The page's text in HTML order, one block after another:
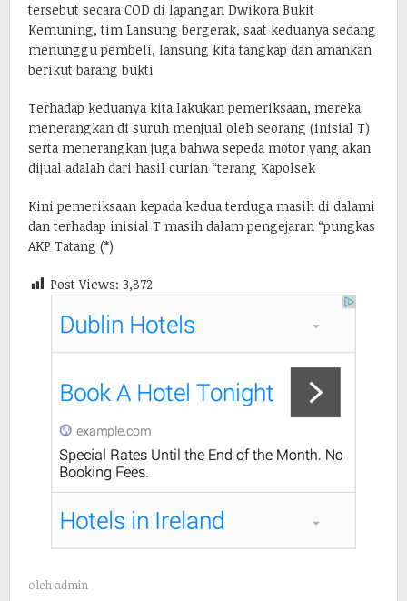
tersebut secara COD di lapangan Dwikora Bukit
Kemuning, tim Lansung bergerak, saat keduanya sedang
menunggu pembeli, lansung kita tangkap dan amankan
berikut barang bukti
Terhadap keduanya kita lakukan pemeriksaan, mereka
menerangkan di suruh menjual oleh seorang (inisial T)
serta menerangkan juga bahwa sepeda motor yang akan
dijual adalah dari hasil curian “terang Kapolsek
Kini pemeriksaan kepada kedua terduga masih di dalami
dan terhadap inisial T masih dalam pengejaran “pungkas
AKP Tatang (*)
Post Views: 3,872
oleh admin